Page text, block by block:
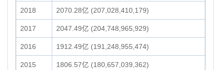
2018 2070.28亿 (207,028,410,179)
2017 2047.49亿 (204,748,965,929)
2016 1912.49亿 (191,248,955,474)
2015 1806.57亿 (180,657,039,362)